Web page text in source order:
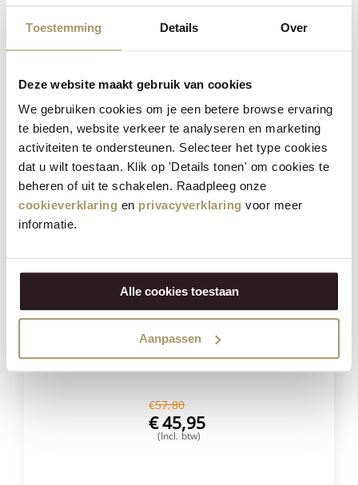
Toestemming Details Over
Deze website maakt gebruik van cookies
We gebruiken cookies om je een betere browse ervaring
te bieden, website verkeer te analyseren en marketing
activiteiten te ondersteunen. Selecteer het type cookies
dat u wilt toestaan. Klik op 'Details tonen' om cookies te
beheren of uit te schakelen. Raadpleeg onze
cookieverklaring en privacyverklaring voor meer
informatie.
Alle cookies toestaan
Aanpassen
€ 139,95
(Incl. btw)
VOEG TOE
Besparing21%
Henri Willig Selectie van 4 Kazen
€57,80
€45,95
(Incl. btw)